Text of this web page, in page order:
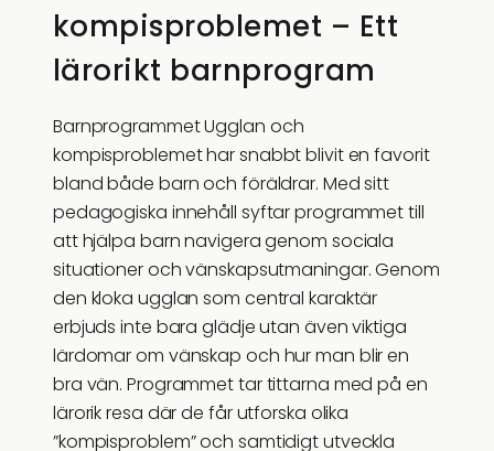
kompisproblemet – Ett
lärorikt barnprogram
Barnprogrammet Ugglan och
kompisproblemet har snabbt blivit en favorit
bland både barn och föräldrar. Med sitt
pedagogiska innehåll syftar programmet till
att hjälpa barn navigera genom sociala
situationer och vänskapsutmaningar. Genom
den kloka ugglan som central karaktär
erbjuds inte bara glädje utan även viktiga
lärdomar om vänskap och hur man blir en
bra vän. Programmet tar tittarna med på en
lärorik resa där de får utforska olika
”kompisproblem” och samtidigt utveckla